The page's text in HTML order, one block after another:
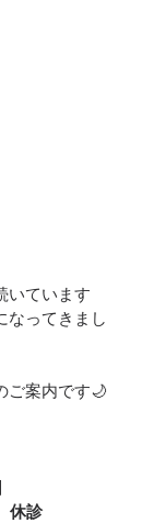
いています
なってきまし
ご案内です🌙
休診